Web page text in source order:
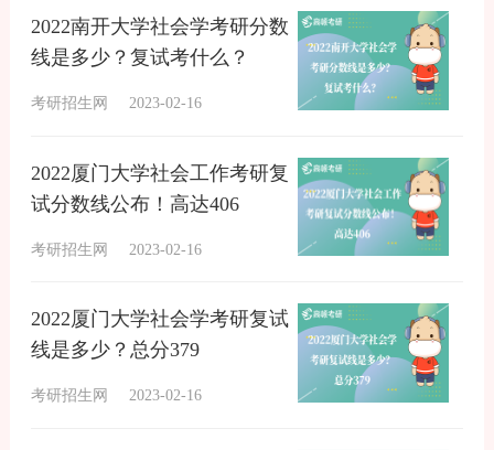
2022南开大学社会学考研分数
线是多少？复试考什么？
考研招生网 2023-02-16
2022厦门大学社会工作考研复
试分数线公布！高达406
考研招生网 2023-02-16
2022厦门大学社会学考研复试
线是多少？总分379
考研招生网 2023-02-16